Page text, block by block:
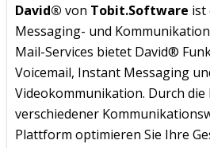
David® von Tobit.Software ist
Messaging- und
Mail-Services bietet David®
Voicemail, Instant Messaging
Videokommunikation. Durch
verschiedener
Plattform optimieren Sie Ihre